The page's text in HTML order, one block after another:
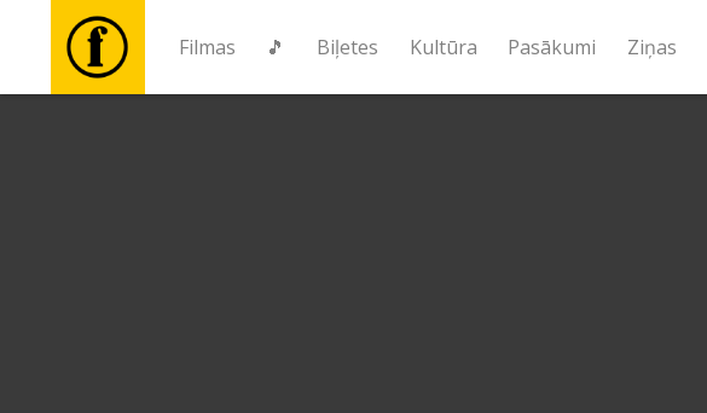
Filmas 🎵 Biļetes Kultūra Pasākumi Ziņas